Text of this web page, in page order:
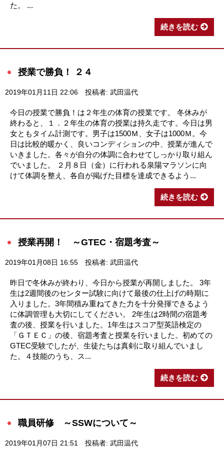
た。 ...
続きを読む
授業で勝負！ ２４
2019年01月11日 22:06 投稿者: 武田温代
今日の授業で勝負！は２年生の体育の授業です。 冬休みが
終わると、１．２年生の体育の授業は持久走です。今日は男
女ともタイム計測です。男子は1500Ｍ、女子は1000Ｍ。今
日は比較的暖かく、良いコンディションの中、授業が進んで
いきました。各々が自分の体調に合わせてしっかり取り組ん
でいました。 ２月８日（金）に行われる泉陽マラソンに向
けて体調を整え、各自が掲げた目標を達成できるよう...
続きを読む
授業再開！ ～GTEC・宿題考査～
2019年01月08日 16:55 投稿者: 武田温代
昨日で冬休みが終わり、今日から授業が再開しました。 3年
生は2週間後のセンター試験に向けて最後の仕上げの時期に
入りました。3年間積み重ねてきた力を十分発揮できるよう
に体調管理も大切にしてください。 2年生は2時間の宿題考
査の後、授業を行いました。1年生はスコア型英語検定の
「ＧＴＥＣ」の後、宿題考査と授業を行いました。初めての
GTEC受験でしたが、生徒たちは真剣に取り組んでいまし
た。４技能のうち、ス...
続きを読む
職員研修 ～SSWについて～
2019年01月07日 21:51 投稿者: 武田温代